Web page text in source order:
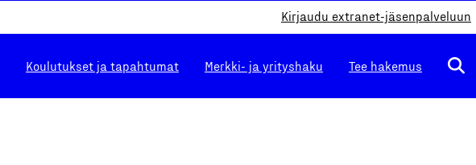
Kirjaudu extranet-jäsenpalveluun
Koulutukset ja tapahtumat Merkki- ja yrityshaku Tee hakemus